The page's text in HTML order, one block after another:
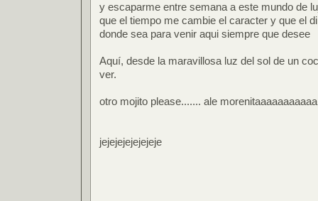
y escaparme entre semana a este mundo de
que el tiempo me cambie el caracter y que el
donde sea para venir aqui siempre que desee
Aquí, desde la maravillosa luz del sol de un
ver.
otro mojito please....... ale
jejejejejejejeje